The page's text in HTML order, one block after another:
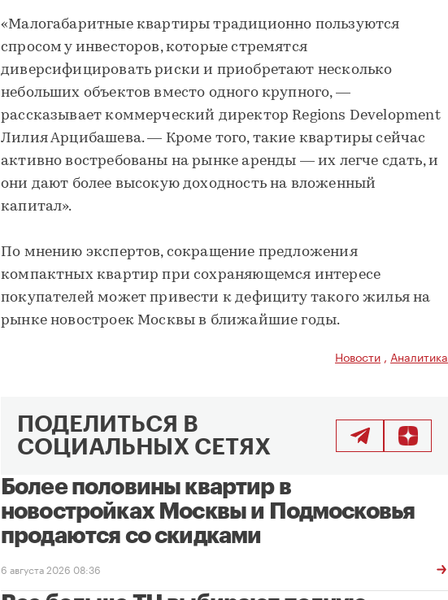
«Малогабаритные квартиры традиционно пользуются
спросом у инвесторов, которые стремятся
диверсифицировать риски и приобретают несколько
небольших объектов вместо одного крупного, —
рассказывает коммерческий директор Regions Development
Лилия Арцибашева. — Кроме того, такие квартиры сейчас
активно востребованы на рынке аренды — их легче сдать, и
они дают более высокую доходность на вложенный
капитал».
По мнению экспертов, сокращение предложения
компактных квартир при сохраняющемся интересе
покупателей может привести к дефициту такого жилья на
рынке новостроек Москвы в ближайшие годы.
Новости , Аналитика
ПОДЕЛИТЬСЯ В
СОЦИАЛЬНЫХ СЕТЯХ
Более половины квартир в
новостройках Москвы и Подмосковья
продаются со скидками
6 августа 2026 08:36